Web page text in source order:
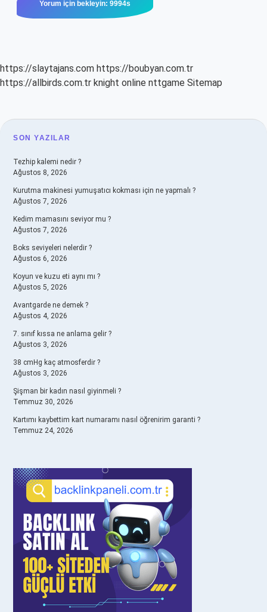
https://slaytajans.com https://boubyan.com.tr
https://allbirds.com.tr knight online nttgame Sitemap
SIDEBAR
SON YAZILAR
Tezhip kalemi nedir ?
Ağustos 8, 2026
Kurutma makinesi yumuşatıcı kokması için ne yapmalı ?
Ağustos 7, 2026
Kedim mamasını seviyor mu ?
Ağustos 7, 2026
Boks seviyeleri nelerdir ?
Ağustos 6, 2026
Koyun ve kuzu eti aynı mı ?
Ağustos 5, 2026
Avantgarde ne demek ?
Ağustos 4, 2026
7. sınıf kıssa ne anlama gelir ?
Ağustos 3, 2026
38 cmHg kaç atmosferdir ?
Ağustos 3, 2026
Şişman bir kadın nasıl giyinmeli ?
Temmuz 30, 2026
Kartımı kaybettim kart numaramı nasıl öğrenirim garanti ?
Temmuz 24, 2026